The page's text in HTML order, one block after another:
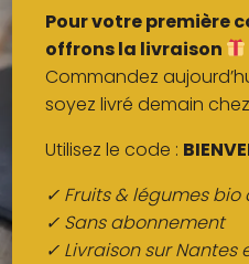
Pour votre première
offrons la livraison
Commandez
soyez livré demain
Utilisez le code :
✓ Fruits & légumes
✓ Sans abonnement
✓ Livraison sur Nantes